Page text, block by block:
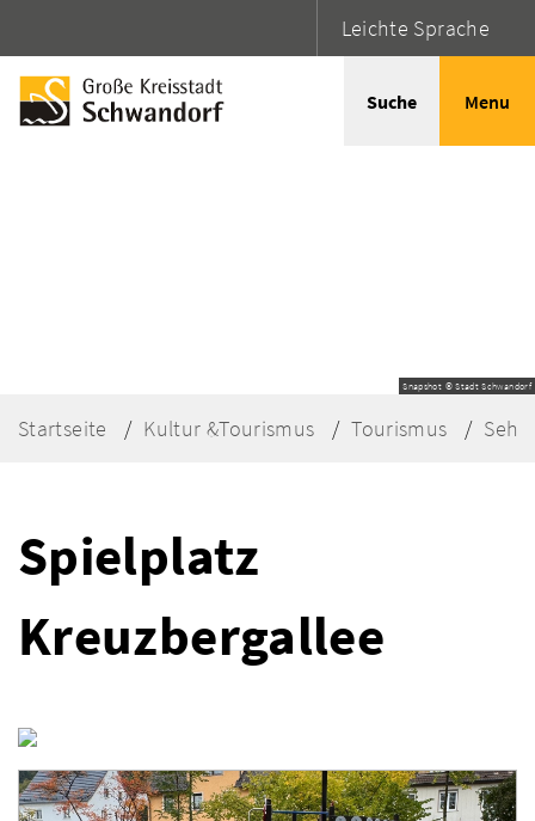
Leichte Sprache
Suche Menu
Snapshot © Stadt Schwandorf
Startseite Kultur &Tourismus Tourismus
Spielplatz
Kreuzbergallee